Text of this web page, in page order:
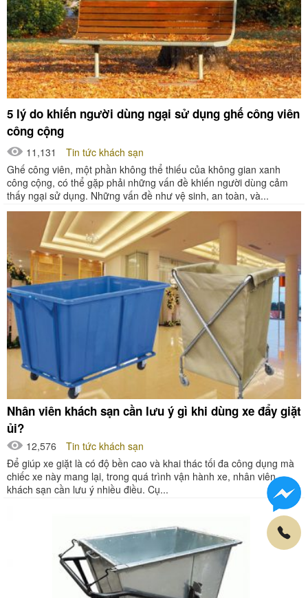
5 lý do khiến người dùng ngại sử dụng ghế công viên
công cộng
11,131
Tin tức khách sạn
Ghế công viên, một phần không thể thiếu của không gian xanh
công cộng, có thể gặp phải những vấn đề khiến người dùng cảm
thấy ngại sử dụng. Những vấn đề như vệ sinh, an toàn, và...
Nhân viên khách sạn cần lưu ý gì khi dùng xe đẩy giặt
ủi?
12,576
Tin tức khách sạn
Để giúp xe giặt là có độ bền cao và khai thác tối đa công dụng mà
chiếc xe này mang lại, trong quá trình vận hành xe, nhân viên
khách sạn cần lưu ý nhiều điều. Cụ...